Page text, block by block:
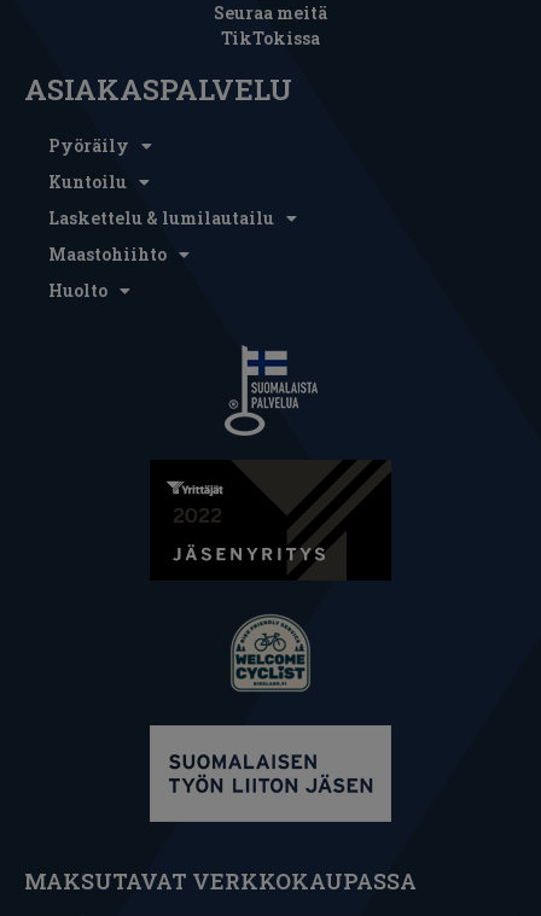
Seuraa meitä
TikTokissa
ASIAKASPALVELU
Pyöräily
Kuntoilu
Laskettelu & lumilautailu
Maastohiihto
Huolto
MAKSUTAVAT VERKKOKAUPASSA